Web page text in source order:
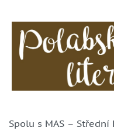
Spolu s MAS – Střední